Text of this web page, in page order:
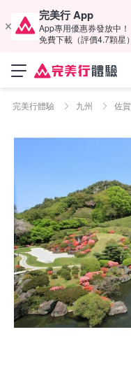
完美行 App
App專用優惠券發放中！
免費下載（評價4.7顆星）
完美行體驗 九州 佐賀